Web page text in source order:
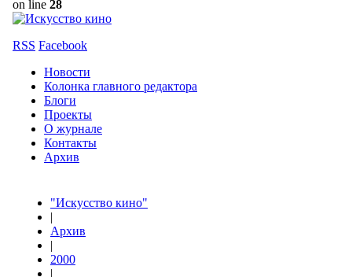
on line 28
RSS Facebook
Новости
Колонка главного редактора
Блоги
Проекты
О журнале
Контакты
Архив
"Искусство кино"
|
Архив
|
2000
|